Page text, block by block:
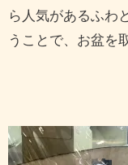
ら人気があるふわ
うことで、お盆を